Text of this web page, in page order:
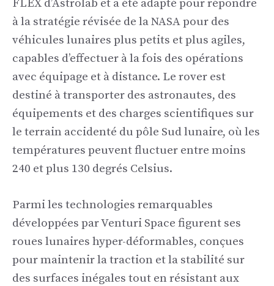
FLEX d’Astrolab et a été adapté pour répondre
à la stratégie révisée de la NASA pour des
véhicules lunaires plus petits et plus agiles,
capables d’effectuer à la fois des opérations
avec équipage et à distance. Le rover est
destiné à transporter des astronautes, des
équipements et des charges scientifiques sur
le terrain accidenté du pôle Sud lunaire, où les
températures peuvent fluctuer entre moins
240 et plus 130 degrés Celsius.
Parmi les technologies remarquables
développées par Venturi Space figurent ses
roues lunaires hyper-déformables, conçues
pour maintenir la traction et la stabilité sur
des surfaces inégales tout en résistant aux